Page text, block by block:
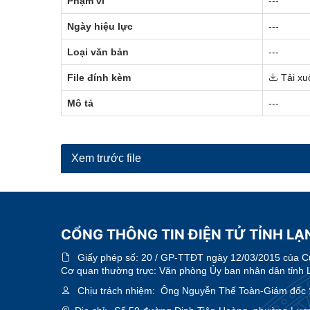
Ngày hiệu lực ---
Loại văn bản ---
File đính kèm Tải
Mô tả ---
Xem trước file
CỔNG THÔNG TIN ĐIỆN TỬ TỈNH
Giấy phép số: 20 / GP-TTĐT ngày 12/03/2015 của
Cơ quan thường trực: Văn phòng Ủy ban nhân dân tỉnh
Chịu trách nhiệm: Ông Nguyễn Thế Toàn-Giám đốc